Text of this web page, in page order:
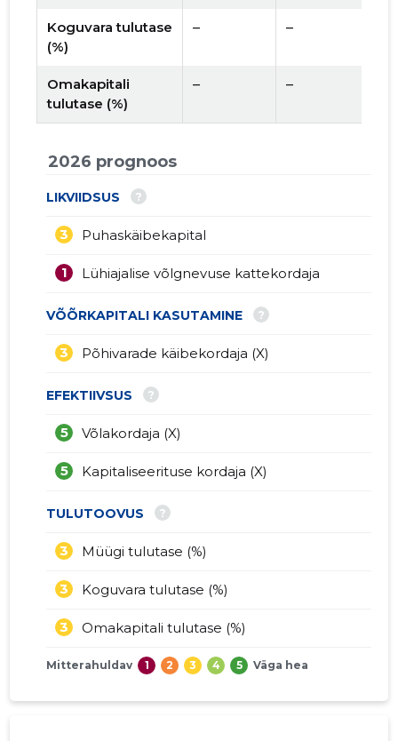
Koguvara tulutase
(%)
– –
Omakapitali
tulutase (%)
– –
2026 prognoos
LIKVIIDSUS ?
Puhaskäibekapital
3
Lühiajalise võlgnevuse kattekordaja
1
VÕÕRKAPITALI KASUTAMINE ?
Põhivarade käibekordaja (X)
3
EFEKTIIVSUS ?
Võlakordaja (X)
5
Kapitaliseerituse kordaja (X)
5
TULUTOOVUS ?
Müügi tulutase (%)
3
Koguvara tulutase (%)
3
Omakapitali tulutase (%)
3
Mitterahuldav 1 2 3 4 5 Väga hea